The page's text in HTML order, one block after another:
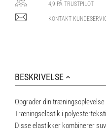
4,9 PÅ TRUSTPILOT
KONTAKT
BESKRIVELSE
Opgrader din
Træningselastik i
Disse elastikker kombinerer